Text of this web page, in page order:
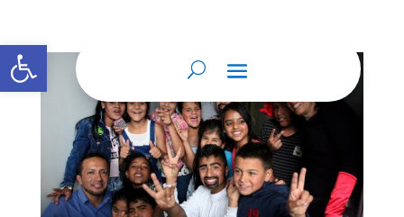
Abrir barra de herramientas